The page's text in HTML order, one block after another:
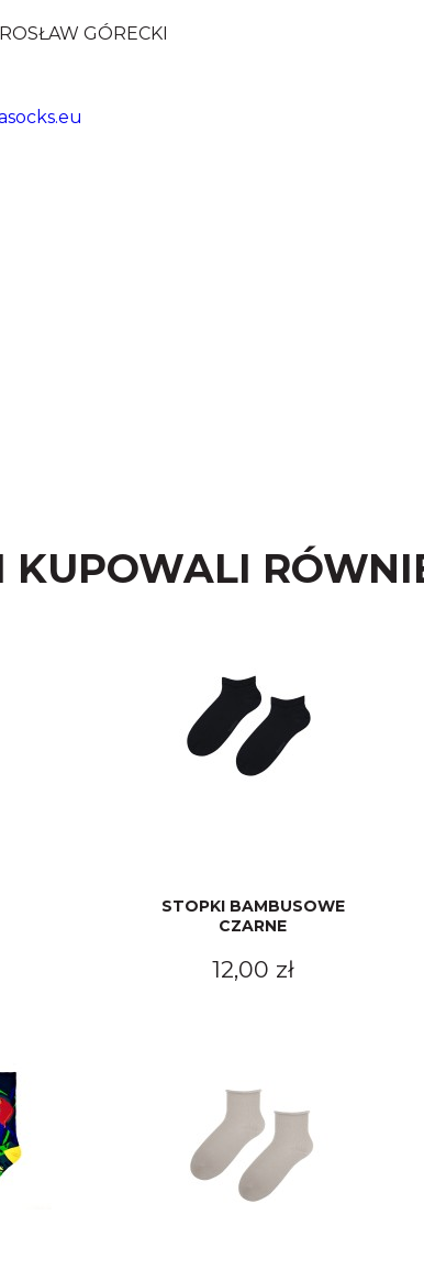
GÓRECKI
KUPOWALI
STOPKI BAMBUSOWE
CZARNE
12,00 zł